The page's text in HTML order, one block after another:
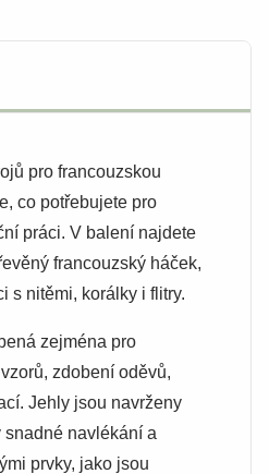
pro francouzskou
co potřebujete pro
práci. V balení najdete
francouzský háček,
s nitěmi, korálky i flitry.
zejména pro
zdobení oděvů,
Jehly jsou navrženy
navlékání a
prvky, jako jsou